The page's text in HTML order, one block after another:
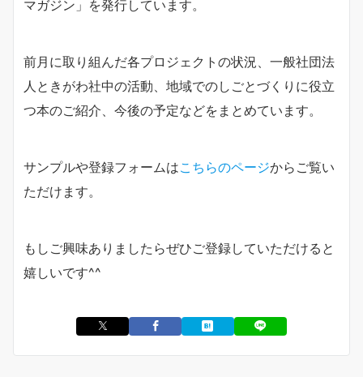
マガジン」を発行しています。
前月に取り組んだ各プロジェクトの状況、一般社団法
人ときがわ社中の活動、地域でのしごとづくりに役立
つ本のご紹介、今後の予定などをまとめています。
サンプルや登録フォームはこちらのページからご覧い
ただけます。
もしご興味ありましたらぜひご登録していただけると
嬉しいです^^